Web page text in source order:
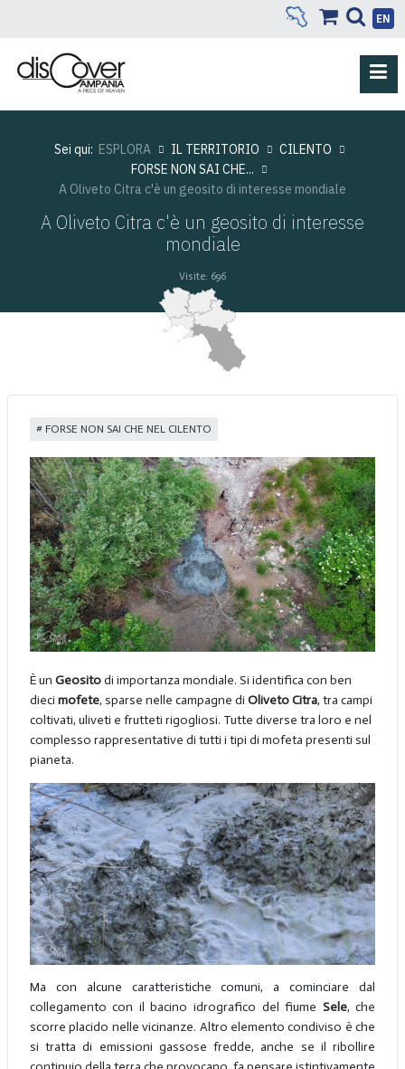
EN
Sei qui: ESPLORA IL TERRITORIO
CILENTO
FORSE NON SAI CHE...
A Oliveto Citra c'è un geosito di interesse mondiale
A Oliveto Citra c'è un geosito di interesse
mondiale
Visite: 696
FORSE NON SAI CHE NEL CILENTO
È un Geositodi importanza mondiale. Si identifica con ben
dieci mofete, sparse nelle campagne di Oliveto Citra, tra campi
coltivati, uliveti e frutteti rigogliosi. Tutte diverse tra loro e nel
complesso rappresentative di tutti i tipi di mofeta presenti sul
pianeta.
Ma con alcune caratteristiche comuni, a cominciare dal
collegamento con il bacino idrografico del fiume Sele, che
scorre placido nelle vicinanze. Altro elemento condiviso è che
si tratta di emissioni gassose fredde, anche se il ribollire